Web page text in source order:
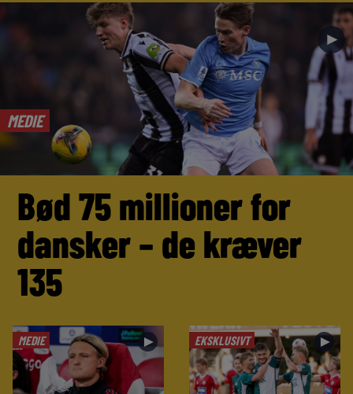
MEDIE
►
Bød 75 millioner for
dansker – de kræver
135
MEDIE ► EKSKLUSIVT ►